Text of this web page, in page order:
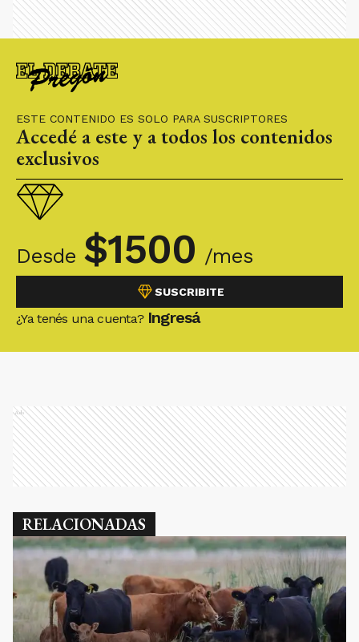
ESTE CONTENIDO ES SOLO PARA SUSCRIPTORES
Accedé a este y a todos los contenidos
exclusivos
Desde $1500 /mes
SUSCRIBITE
¿Ya tenés una cuenta? Ingresá
Ads
RELACIONADAS